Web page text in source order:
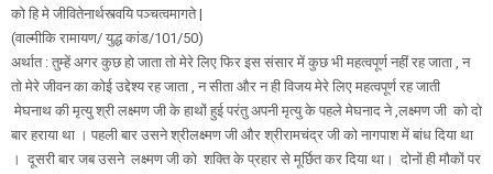
को हि मे जीवितेनार्थस्त्वयि पञ्चत्वमागते |
(वाल्मीकि रामायण/ युद्ध कांड/101/50)
अर्थात : तुम्हें अगर कुछ हो जाता तो मेरे लिए फिर इस संसार में कुछ भी महत्वपूर्ण नहीं रह जाता , न
तो मेरे जीवन का कोई उद्देश्य रह जाता , न सीता और न ही विजय मेरे लिए महत्वपूर्ण रह जाती
मेघनाथ की मृत्यु श्री लक्ष्मण जी के हाथों हुई परंतु अपनी मृत्यु के पहले मेघनाद ने ,लक्ष्मण जी को दो
बार हराया था । पहली बार उसने श्रीलक्ष्मण जी और श्रीरामचंद्र जी को नागपाश में बांध दिया था
। दूसरी बार जब उसने लक्ष्मण जी को शक्ति के प्रहार से मूर्छित कर दिया था। दोनों ही मौकों पर